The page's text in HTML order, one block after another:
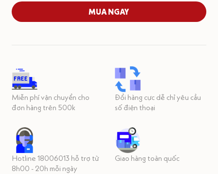
MUA NGAY
Miễn phí vận chuyển cho
đơn hàng trên 500k
Đổi hàng cực dễ chỉ yêu cầu
số điện thoại
Hotline 18006013 hỗ trợ từ
8h00 - 20h mỗi ngày
Giao hàng toàn quốc